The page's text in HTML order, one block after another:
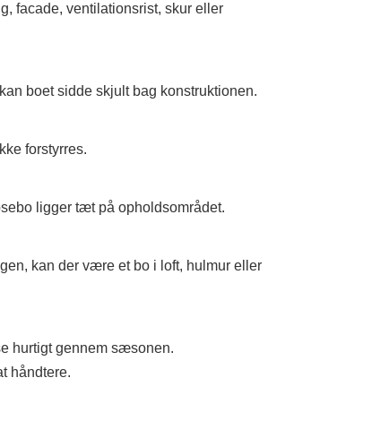
facade, ventilationsrist, skur eller
boet sidde skjult bag konstruktionen.
forstyrres.
ligger tæt på opholdsområdet.
kan der være et bo i loft, hulmur eller
hurtigt gennem sæsonen.
håndtere.